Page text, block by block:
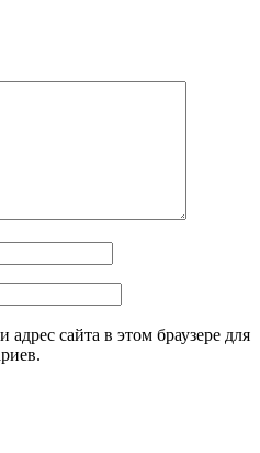
сайта в этом браузере для